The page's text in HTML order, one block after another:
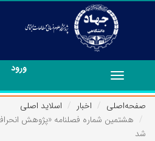
ورود
Toggle
navigation
صفحه‌اصلی
اخبار
اسلاید اصلی
هشتمین شماره فصلنامه «پژوهش
شد